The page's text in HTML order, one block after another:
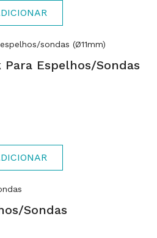
Espelhos/sondas
sondas